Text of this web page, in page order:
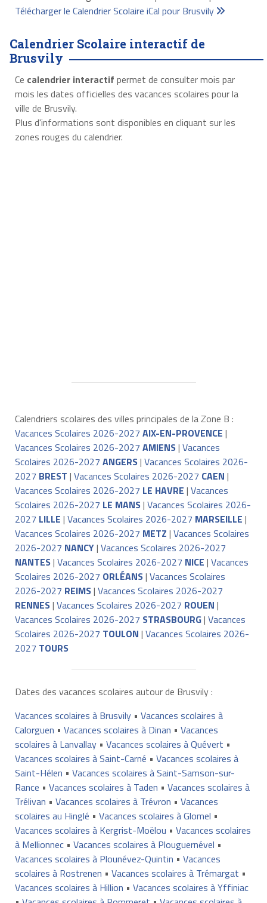
Télécharger le Calendrier Scolaire iCal pour Brusvily
Calendrier Scolaire interactif de
Brusvily
Ce calendrier interactif permet de consulter mois par
mois les dates officielles des vacances scolaires pour la
ville de Brusvily.
Plus d'informations sont disponibles en cliquant sur les
zones rouges du calendrier.
Calendriers scolaires des villes principales de la Zone B :
Vacances Scolaires 2026-2027 AIX-EN-PROVENCE |
Vacances Scolaires 2026-2027 AMIENS| Vacances
Scolaires 2026-2027 ANGERS| Vacances Scolaires 2026-
2027 BREST | Vacances Scolaires 2026-2027 CAEN |
Vacances Scolaires 2026-2027 LE HAVRE | Vacances
Scolaires 2026-2027 LE MANS| Vacances Scolaires 2026-
2027 LILLE | Vacances Scolaires 2026-2027 MARSEILLE |
Vacances Scolaires 2026-2027 METZ | Vacances Scolaires
2026-2027 NANCY| Vacances Scolaires 2026-2027
NANTES| Vacances Scolaires 2026-2027 NICE | Vacances
Scolaires 2026-2027 ORLÉANS| Vacances Scolaires
2026-2027 REIMS| Vacances Scolaires 2026-2027
RENNES| Vacances Scolaires 2026-2027 ROUEN |
Vacances Scolaires 2026-2027 STRASBOURG| Vacances
Scolaires 2026-2027 TOULON | Vacances Scolaires 2026-
2027 TOURS
Dates des vacances scolaires autour de Brusvily :
Vacances scolaires à Brusvily• Vacances scolaires à
Calorguen • Vacances scolaires à Dinan • Vacances
scolaires à Lanvallay• Vacances scolaires à Quévert •
Vacances scolaires à Saint-Carné • Vacances scolaires à
Saint-Hélen • Vacances scolaires à Saint-Samson-sur-
Rance • Vacances scolaires à Taden • Vacances scolaires à
Trélivan • Vacances scolaires à Trévron • Vacances
scolaires au Hinglé • Vacances scolaires à Glomel •
Vacances scolaires à Kergrist-Moëlou • Vacances scolaires
à Mellionnec• Vacances scolaires à Plouguernével •
Vacances scolaires à Plounévez-Quintin • Vacances
scolaires à Rostrenen • Vacances scolaires à Trémargat •
Vacances scolaires à Hillion • Vacances scolaires à Yffiniac